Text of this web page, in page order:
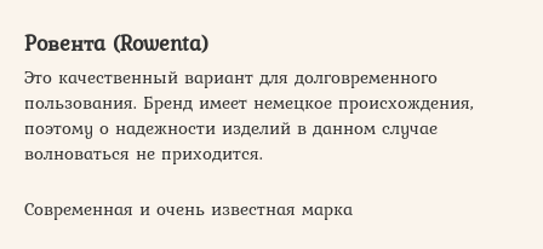
Ровента (Rowenta)
Это качественный вариант для долговременного
пользования. Бренд имеет немецкое происхождения,
поэтому о надежности изделий в данном случае
волноваться не приходится.
Современная и очень известная марка